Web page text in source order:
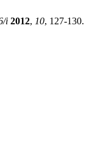
i 2012, 10, 127-130.